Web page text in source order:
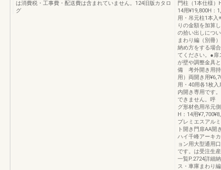
は消費税・工事費・配送費は含まれていません。124旧版カタロ
グ
門柱（1本仕様）
14用¥19,800H：
用・吊元柱1本入
りの金額を加算
の拾い出しにつ
まわり編（別冊
納め方をする場
てください。●扉
が壁や調整金具
備 考外開き用持
用）両開き用
用・40用各1枚
内開き専用です
できません。呼
グ形材色用吊元
H：14用
プレミエスアル
ト開き門扉AA開
ハイ千峰アーキ
ョン用大型通用
です。は受注生
一覧P.2724詳細
ス・車庫まわり